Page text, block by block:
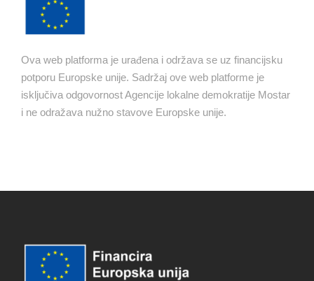
Ova web platforma je urađena i održava se uz financijsku
potporu Europske unije. Sadržaj ove web platforme je
isključiva odgovornost Agencije lokalne demokratije Mostar
i ne odražava nužno stavove Europske unije.